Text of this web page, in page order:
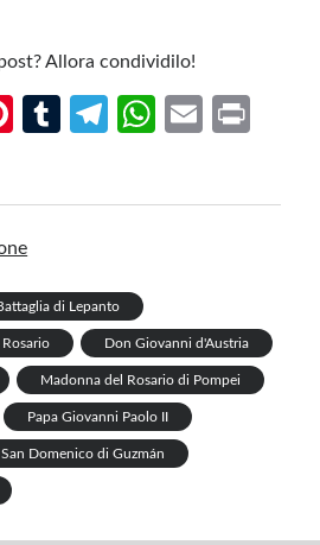
Allora condividilo!
Pi
t
T
Te
W
p
E
di Lepanto
Rosario Don Giovanni d'Austria
Madonna del Rosario di Pompei
Papa Giovanni Paolo II
San Domenico di Guzmán